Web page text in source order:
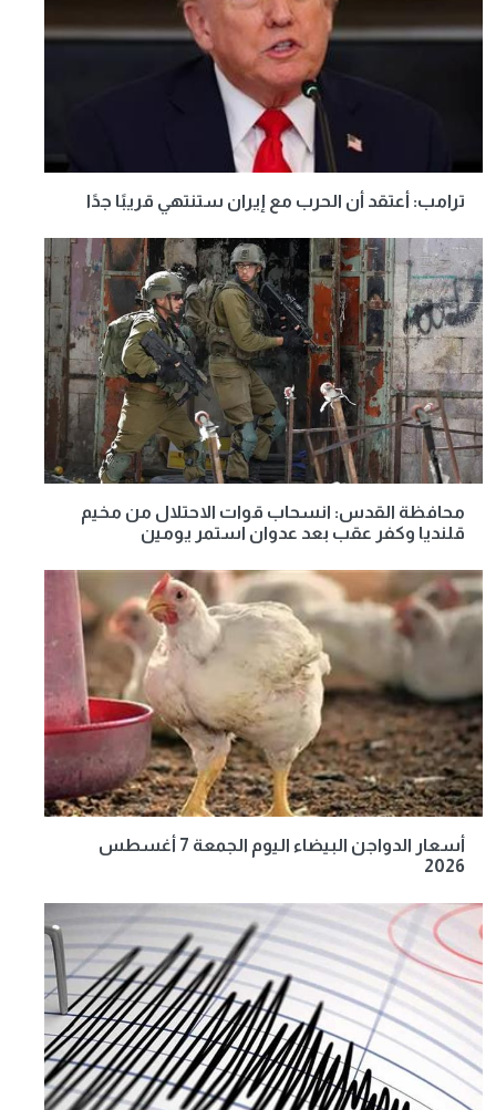
ترامب: أعتقد أن الحرب مع إيران ستنتهي قريبًا جدًا
محافظة القدس: انسحاب قوات الاحتلال من مخيم
قلنديا وكفر عقب بعد عدوان استمر يومين
أسعار الدواجن البيضاء اليوم الجمعة 7 أغسطس
2026